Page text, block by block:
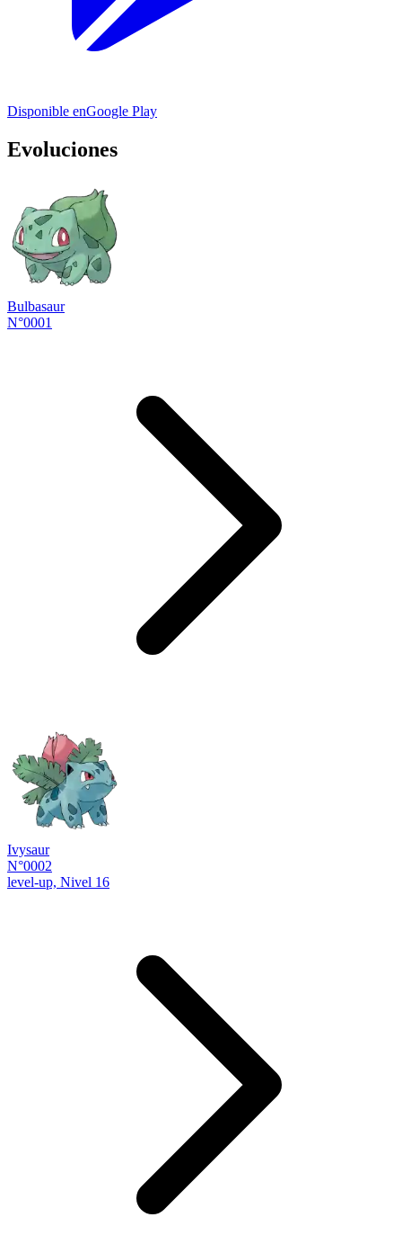
Disponible enGoogle Play
Evoluciones
Bulbasaur
N°0001
Ivysaur
N°0002
level-up, Nivel 16